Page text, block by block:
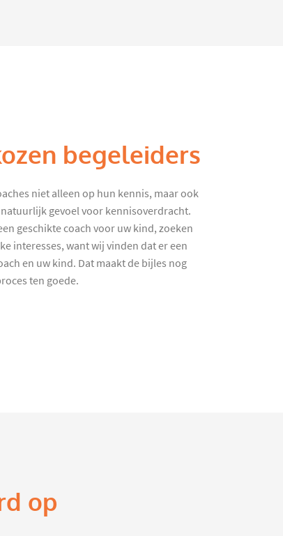
begeleiders
niet alleen op hun kennis, maar ook
gevoel voor kennisoverdracht.
geschikte coach voor uw kind, zoeken
interesses, want wij vinden dat er een
en uw kind. Dat maakt de bijles nog
ten goede.
op